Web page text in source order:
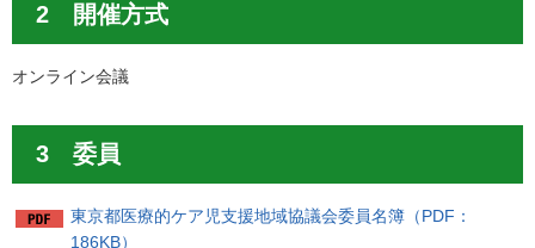
2 開催方式
オンライン会議
3 委員
東京都医療的ケア児支援地域協議会委員名簿（PDF：
186KB）